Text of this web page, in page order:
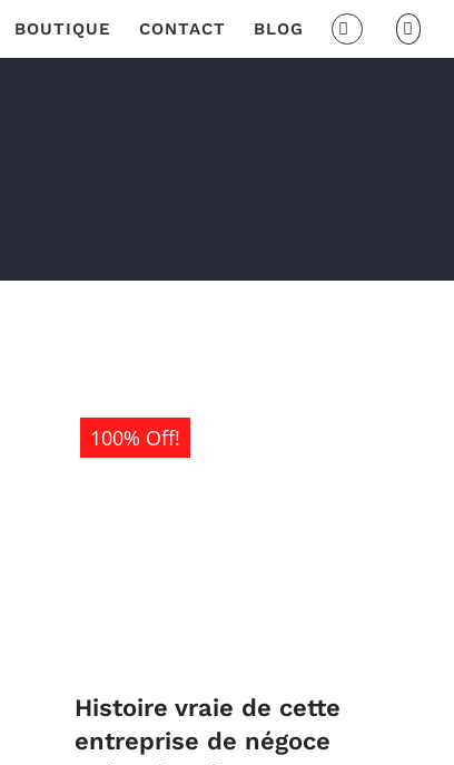
BOUTIQUE CONTACT BLOG
100% Off!
Histoire vraie de cette
entreprise de négoce